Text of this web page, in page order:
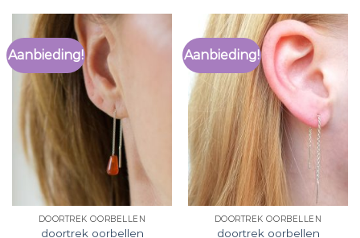
Aanbieding!
DOORTREK OORBELLEN
doortrek oorbellen
Aanbieding!
DOORTREK OORBELLEN
doortrek oorbellen